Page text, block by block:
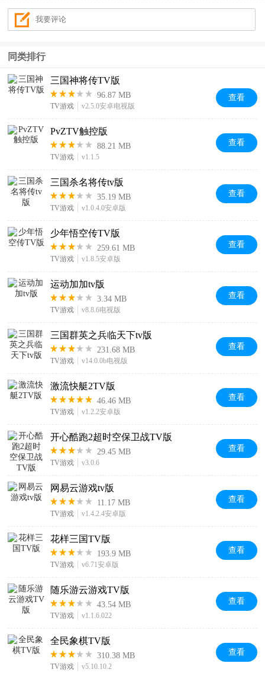
同类排行
三国神将传TV版
96.87 MB
TV游戏 v2.5.0安卓电视版
查看
PvZTV触控版
88.21 MB
TV游戏 v1.1.5
查看
三国杀名将传tv版
35.19 MB
TV游戏 v1.0.4.0安卓版
查看
少年悟空传TV版
259.61 MB
TV游戏 v1.8.5安卓版
查看
运动加加tv版
3.34 MB
TV游戏 v8.8.6电视版
查看
三国群英之兵临天下tv版
231.68 MB
TV游戏 v14.0.0b电视版
查看
激流快艇2TV版
46.46 MB
TV游戏 v1.2.2安卓版
查看
开心酷跑2超时空保卫战TV版
29.45 MB
TV游戏 v3.0.6
查看
网易云游戏tv版
11.17 MB
TV游戏 v1.4.2.4安卓版
查看
花样三国TV版
193.9 MB
TV游戏 v6.71安卓版
查看
随乐游云游戏TV版
43.54 MB
TV游戏 v1.1.6.022
查看
全民象棋TV版
310.38 MB
TV游戏 v5.10.10.2
查看